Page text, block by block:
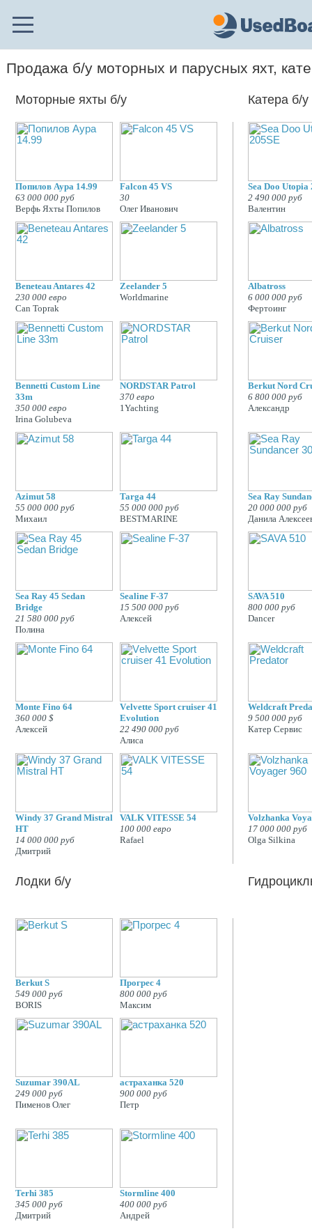
Продажа б/у моторных и парусных яхт,
Моторные яхты б/у Катера б/у
Попилов Аура 14.99
63 000 000 руб
Верфь Яхты Попилов
Falcon 45 VS
30
Олег Иванович
Sea Doo Utopia
2 490 000 руб
Валентин
Beneteau Antares 42
230 000 евро
Can Toprak
Zeelander 5
Worldmarine
Albatross
6 000 000 руб
Фертоинг
Bennetti Custom Line
33m
350 000 евро
Irina Golubeva
NORDSTAR Patrol
370 евро
1Yachting
Berkut Nord
6 800 000 руб
Александр
Azimut 58
55 000 000 руб
Михаил
Targa 44
55 000 000 руб
BESTMARINE
Sea Ray
20 000 000 руб
Данила
Sea Ray 45 Sedan
Bridge
21 580 000 руб
Полина
Sealine F-37
15 500 000 руб
Алексей
SAVA 510
800 000 руб
Dancer
Monte Fino 64
360 000 $
Алексей
Vеlvеttе Sport cruiser 41
Еvоlutiоn
22 490 000 руб
Алиса
Weldcraft
9 500 000 руб
Катер Сервис
Windy 37 Grand Mistral
HT
14 000 000 руб
Дмитрий
VALK VITESSE 54
100 000 евро
Rafael
Volzhanka
17 000 000 руб
Olga Silkina
Лодки б/у
Berkut S
549 000 руб
BORIS
Прогрес 4
800 000 руб
Максим
Suzumar 390AL
249 000 руб
Пименов Олег
астраханка 520
900 000 руб
Петр
Terhi 385
345 000 руб
Дмитрий
Stormline 400
400 000 руб
Андрей